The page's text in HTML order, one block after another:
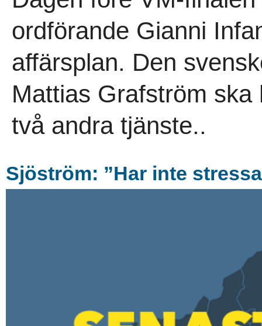
ordförande Gianni
affärsplan. Den
Mattias Grafström
två andra tjänste..
Sjöström: ”Har inte